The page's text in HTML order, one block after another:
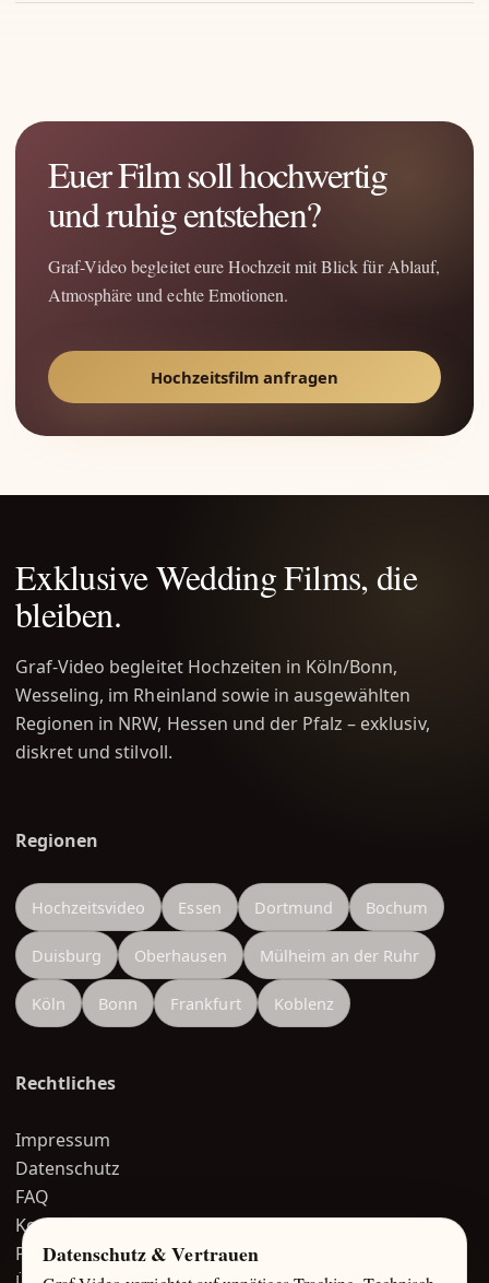
Euer Film soll hochwertig
und ruhig entstehen?
Graf-Video begleitet eure Hochzeit mit Blick für Ablauf,
Atmosphäre und echte Emotionen.
Hochzeitsfilm anfragen
Exklusive Wedding Films, die
bleiben.
Graf-Video begleitet Hochzeiten in Köln/Bonn,
Wesseling, im Rheinland sowie in ausgewählten
Regionen in NRW, Hessen und der Pfalz – exklusiv,
diskret und stilvoll.
Regionen
Hochzeitsvideo Essen Dortmund Bochum
Duisburg Oberhausen Mülheim an der Ruhr
Köln Bonn Frankfurt Koblenz
Rechtliches
Impressum
Datenschutz
FAQ
Kontakt
Portfolio
Datenschutz & Vertrauen